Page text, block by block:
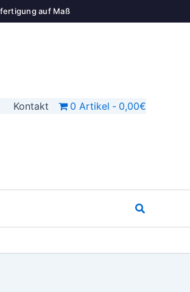
auf Maß
Kontakt 0 Artikel 0,00€
Suchen